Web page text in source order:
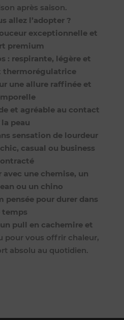
après saison.
allez l’adopter ?
exceptionnelle et
premium
: respirante, légère et
thermorégulatrice
une allure raffinée et
et agréable au contact
la peau
sensation de lourdeur
casual ou business
avec une chemise, un
ou un chino
pensée pour durer dans
temps
pull en cachemire et
pour vous offrir chaleur,
absolu au quotidien.